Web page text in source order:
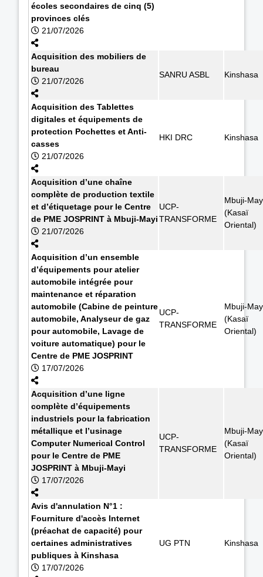
écoles secondaires de cinq (5)
provinces clés
21/07/2026
Acquisition des mobiliers de
bureau
21/07/2026
SANRU ASBL Kinshasa
Acquisition des Tablettes
digitales et équipements de
protection Pochettes et Anti-
casses
21/07/2026
HKI DRC Kinshasa
Acquisition d’une chaîne
complète de production textile
et d’étiquetage pour le Centre
de PME JOSPRINT à Mbuji-Mayi
21/07/2026
UCP-
TRANSFORME
Mbuji-
(Kasaï
Oriental)
Acquisition d’un ensemble
d’équipements pour atelier
automobile intégrée pour
maintenance et réparation
automobile (Cabine de peinture
automobile, Analyseur de gaz
pour automobile, Lavage de
voiture automatique) pour le
Centre de PME JOSPRINT
17/07/2026
UCP-
TRANSFORME
Mbuji-
(Kasaï
Oriental)
Acquisition d’une ligne
complète d’équipements
industriels pour la fabrication
métallique et l’usinage
Computer Numerical Control
pour le Centre de PME
JOSPRINT à Mbuji-Mayi
17/07/2026
UCP-
TRANSFORME
Mbuji-
(Kasaï
Oriental)
Avis d'annulation N°1 :
Fourniture d'accès Internet
(préachat de capacité) pour
certaines administratives
publiques à Kinshasa
17/07/2026
UG PTN Kinshasa